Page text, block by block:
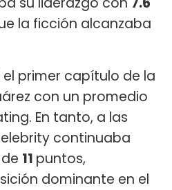
la ficción alcanzaba
primer capítulo de la
con un promedio
En tanto, a las
continuaba
11 puntos,
dominante en el